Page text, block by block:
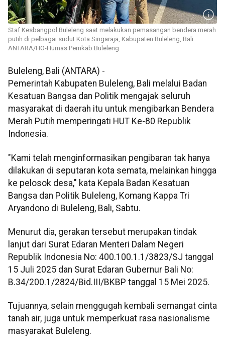
Staf Kesbangpol Buleleng saat melakukan pemasangan bendera merah
putih di pelbagai sudut Kota Singaraja, Kabupaten Buleleng, Bali.
ANTARA/HO-Humas Pemkab Buleleng
Buleleng, Bali (ANTARA) -
Pemerintah Kabupaten Buleleng, Bali melalui Badan
Kesatuan Bangsa dan Politik mengajak seluruh
masyarakat di daerah itu untuk mengibarkan Bendera
Merah Putih memperingati HUT Ke-80 Republik
Indonesia.
"Kami telah menginformasikan pengibaran tak hanya
dilakukan di seputaran kota semata, melainkan hingga
ke pelosok desa," kata Kepala Badan Kesatuan
Bangsa dan Politik Buleleng, Komang Kappa Tri
Aryandono di Buleleng, Bali, Sabtu.
Menurut dia, gerakan tersebut merupakan tindak
lanjut dari Surat Edaran Menteri Dalam Negeri
Republik Indonesia No: 400.100.1.1/3823/SJ tanggal
15 Juli 2025 dan Surat Edaran Gubernur Bali No:
B.34/200.1/2824/Bid.III/BKBP tanggal 15 Mei 2025.
Tujuannya, selain menggugah kembali semangat cinta
tanah air, juga untuk memperkuat rasa nasionalisme
masyarakat Buleleng.